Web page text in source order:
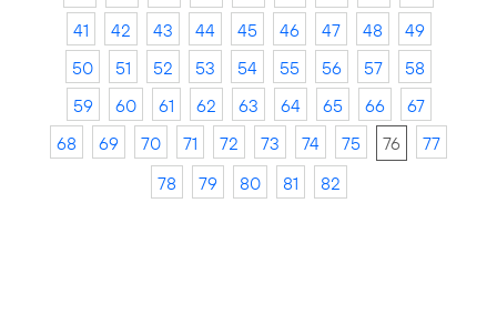
41
42 43 44 45 46 47 48
49
50
51 52 53 54 55 56 57
58
59
60 61 62 63 64 65 66
67
68
69 70 71 72 73 74 75 76
77
78
79 80 81 82